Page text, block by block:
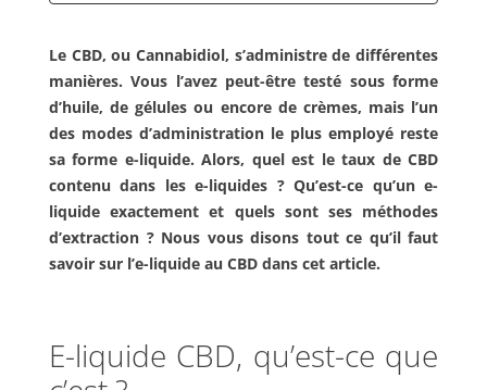
Le CBD, ou Cannabidiol, s’administre de différentes
manières. Vous l’avez peut-être testé sous forme
d’huile, de gélules ou encore de crèmes, mais l’un
des modes d’administration le plus employé reste
sa forme e-liquide. Alors, quel est le taux de CBD
contenu dans les e-liquides ? Qu’est-ce qu’un e-
liquide exactement et quels sont ses méthodes
d’extraction ? Nous vous disons tout ce qu’il faut
savoir sur l’e-liquide au CBD dans cet article.
E-liquide CBD, qu’est-ce que